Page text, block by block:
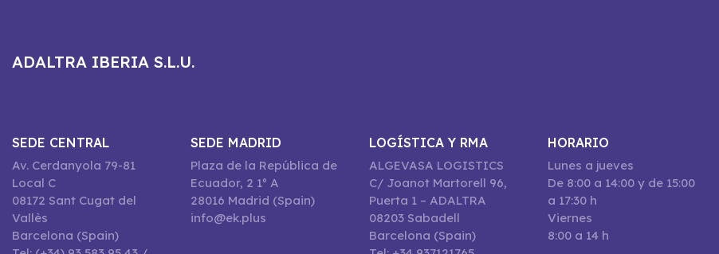
ADALTRA IBERIA S.L.U.
SEDE CENTRAL
Av. Cerdanyola 79-81
Local C
08172 Sant Cugat del
Vallès
Barcelona (Spain)
SEDE MADRID
Plaza de la República de
Ecuador, 2 1º A
28016 Madrid (Spain)
info@ek.plus
LOGÍSTICA Y RMA
ALGEVASA LOGISTICS
C/ Joanot Martorell 96,
Puerta 1 – ADALTRA
08203 Sabadell
Barcelona (Spain)
HORARIO
Lunes a jueves
De 8:00 a 14:00 y de 15:00
a 17:30 h
Viernes
8:00 a 14 h